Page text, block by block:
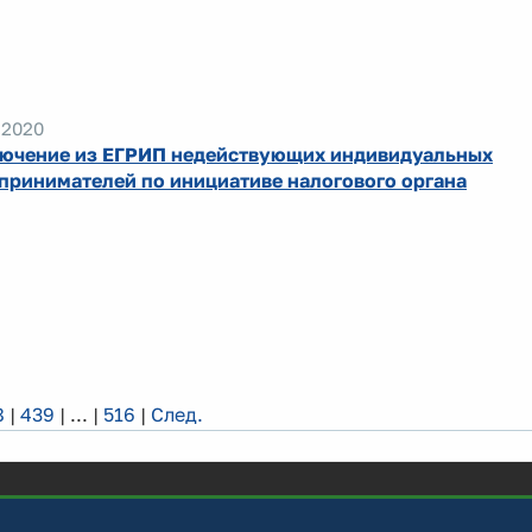
из ЕГРИП недействующих индивидуальных
по инициативе налогового органа
| 439 | ... | 516 | След.